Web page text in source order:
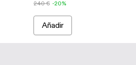
240 € -20%
Añadir